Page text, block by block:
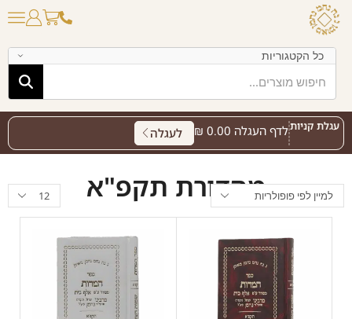
עגלת קניותלדף העגלה ₪ 0.00 לעגלה
מהדורת תקפ"א